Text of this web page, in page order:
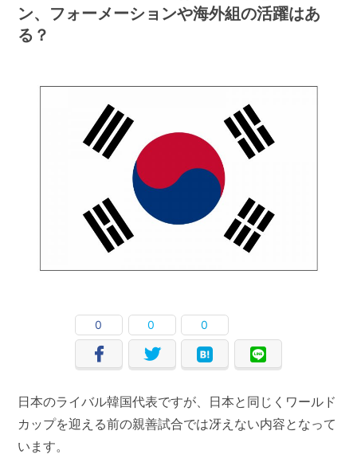
ン、フォーメーションや海外組の活躍はあ
る？
0 0 0
日本のライバル韓国代表ですが、日本と同じくワールド
カップを迎える前の親善試合では冴えない内容となって
います。